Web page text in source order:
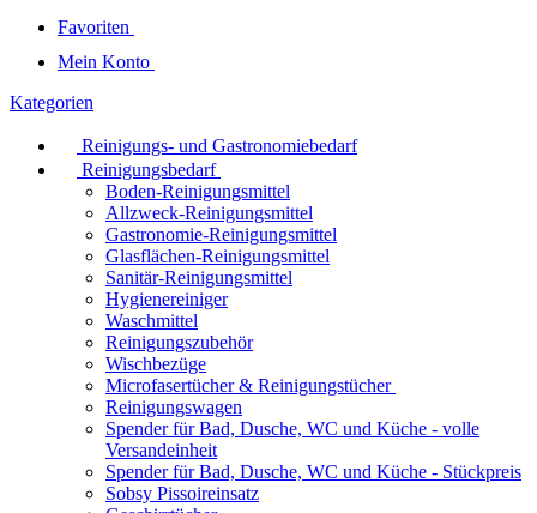
Favoriten
Mein Konto
Kategorien
Reinigungs- und Gastronomiebedarf
Reinigungsbedarf
Boden-Reinigungsmittel
Allzweck-Reinigungsmittel
Gastronomie-Reinigungsmittel
Glasflächen-Reinigungsmittel
Sanitär-Reinigungsmittel
Hygienereiniger
Waschmittel
Reinigungszubehör
Wischbezüge
Microfasertücher & Reinigungstücher
Reinigungswagen
Spender für Bad, Dusche, WC und Küche - volle
Versandeinheit
Spender für Bad, Dusche, WC und Küche - Stückpreis
Sobsy Pissoireinsatz